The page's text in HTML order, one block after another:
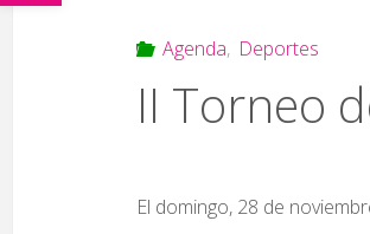
Agenda, Deportes
II Torneo
El domingo, 28 de